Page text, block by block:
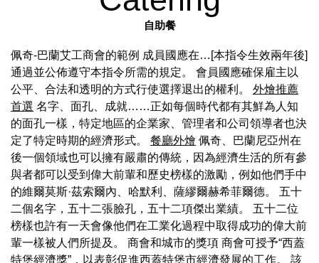
自助餐
佩奇-巴蘭艾工商會的範例 成員國應在…[本指令生效兩年後]
通過並公佈遵守本指令所需的規定。 會員國應確保雇主以
公平、合法和透明的方式行使選擇退出的權利。 外燴推薦
首選 名字、面孔、成就……正如每個時代都有其鮮為人知
的面孔一樣，特定地區的企業家、管理者和公司領導者也決
定了特定時期的經濟形式。 餐廳外燴 佩奇、巴蘭尼亞州在
後一個領域也可以擁有嚴肅的傳統，因為經濟生活的所有參
與者都可以受到偉大前輩和歷史榜樣的激勵，例如他們手中
的維爾莫斯·茲索爾內、哈默利、薩繆爾赫希菲爾德。 五十
二個名字，五十二張臉孔，五十二項傑出業績。 五十二位
榜樣也許有一天會像他們在工業化過程中取得成功的偉大前
輩一樣被人們所提及。 商會和城市的獎項 商會可授予“西蓋
特堡經濟獎”，以表彰促進西蓋特堡市經濟發展的工作。 該